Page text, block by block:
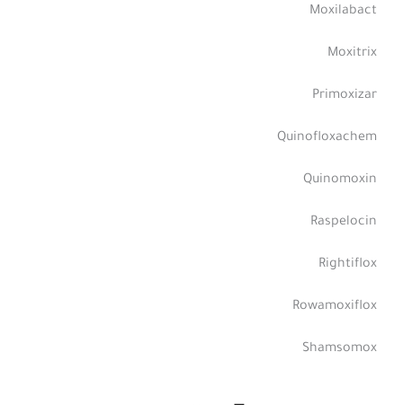
Moxilabact
Moxitrix
Primoxizar
Quinofloxachem
Quinomoxin
Raspelocin
Rightiflox
Rowamoxiflox
Shamsomox